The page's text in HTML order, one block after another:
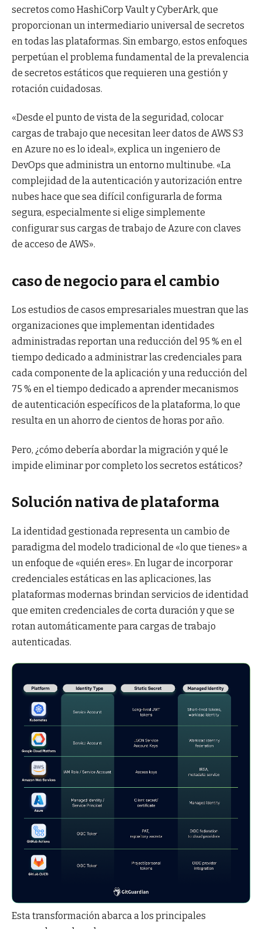
secretos como HashiCorp Vault y CyberArk, que
proporcionan un intermediario universal de secretos
en todas las plataformas. Sin embargo, estos enfoques
perpetúan el problema fundamental de la prevalencia
de secretos estáticos que requieren una gestión y
rotación cuidadosas.
«Desde el punto de vista de la seguridad, colocar
cargas de trabajo que necesitan leer datos de AWS S3
en Azure no es lo ideal», explica un ingeniero de
DevOps que administra un entorno multinube. «La
complejidad de la autenticación y autorización entre
nubes hace que sea difícil configurarla de forma
segura, especialmente si elige simplemente
configurar sus cargas de trabajo de Azure con claves
de acceso de AWS».
caso de negocio para el cambio
Los estudios de casos empresariales muestran que las
organizaciones que implementan identidades
administradas reportan una reducción del 95 % en el
tiempo dedicado a administrar las credenciales para
cada componente de la aplicación y una reducción del
75 % en el tiempo dedicado a aprender mecanismos
de autenticación específicos de la plataforma, lo que
resulta en un ahorro de cientos de horas por año.
Pero, ¿cómo debería abordar la migración y qué le
impide eliminar por completo los secretos estáticos?
Solución nativa de plataforma
La identidad gestionada representa un cambio de
paradigma del modelo tradicional de «lo que tienes» a
un enfoque de «quién eres». En lugar de incorporar
credenciales estáticas en las aplicaciones, las
plataformas modernas brindan servicios de identidad
que emiten credenciales de corta duración y que se
rotan automáticamente para cargas de trabajo
autenticadas.
Esta transformación abarca a los principales